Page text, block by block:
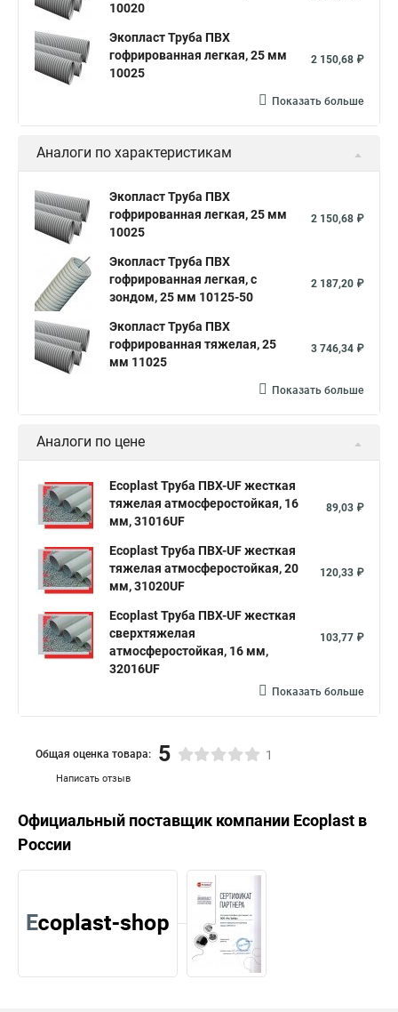
10020
Экопласт Труба ПВХ
гофрированная легкая, 25 мм
10025
2 150,68 ₽
Показать больше
Аналоги по характеристикам
Экопласт Труба ПВХ
гофрированная легкая, 25 мм
10025
2 150,68 ₽
Экопласт Труба ПВХ
гофрированная легкая, с
зондом, 25 мм 10125-50
2 187,20 ₽
Экопласт Труба ПВХ
гофрированная тяжелая, 25
мм 11025
3 746,34 ₽
Показать больше
Аналоги по цене
Ecoplast Труба ПВХ-UF жесткая
тяжелая атмосферостойкая, 16
мм, 31016UF
89,03 ₽
Ecoplast Труба ПВХ-UF жесткая
тяжелая атмосферостойкая, 20
мм, 31020UF
120,33 ₽
Ecoplast Труба ПВХ-UF жесткая
сверхтяжелая
атмосферостойкая, 16 мм,
32016UF
103,77 ₽
Показать больше
Написать отзыв
Общая оценка товара: 5 1
Официальный поставщик компании Ecoplast в
России